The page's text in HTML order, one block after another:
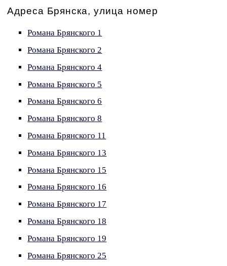
Адреса Брянска, улица номер
Романа Брянского 1
Романа Брянского 2
Романа Брянского 4
Романа Брянского 5
Романа Брянского 6
Романа Брянского 8
Романа Брянского 11
Романа Брянского 13
Романа Брянского 15
Романа Брянского 16
Романа Брянского 17
Романа Брянского 18
Романа Брянского 19
Романа Брянского 25